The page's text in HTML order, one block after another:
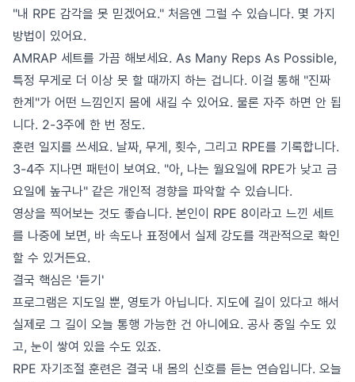
"내 RPE 감각을 못 믿겠어요." 처음엔 그럴 수 있습니다. 몇 가지
방법이 있어요.
AMRAP 세트를 가끔 해보세요. As Many Reps As Possible,
특정 무게로 더 이상 못 할 때까지 하는 겁니다. 이걸 통해 "진짜
한계"가 어떤 느낌인지 몸에 새길 수 있어요. 물론 자주 하면 안 됩
니다. 2-3주에 한 번 정도.
훈련 일지를 쓰세요. 날짜, 무게, 횟수, 그리고 RPE를 기록합니다.
3-4주 지나면 패턴이 보여요. "아, 나는 월요일에 RPE가 낮고 금
요일에 높구나" 같은 개인적 경향을 파악할 수 있습니다.
영상을 찍어보는 것도 좋습니다. 본인이 RPE 8이라고 느낀 세트
를 나중에 보면, 바 속도나 표정에서 실제 강도를 객관적으로 확인
할 수 있거든요.
결국 핵심은 '듣기'
프로그램은 지도일 뿐, 영토가 아닙니다. 지도에 길이 있다고 해서
실제로 그 길이 오늘 통행 가능한 건 아니에요. 공사 중일 수도 있
고, 눈이 쌓여 있을 수도 있죠.
RPE 자기조절 훈련은 결국 내 몸의 신호를 듣는 연습입니다. 오늘